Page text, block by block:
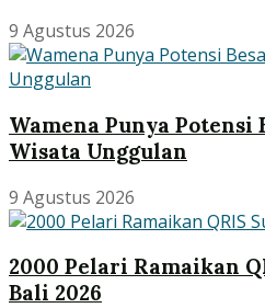
9 Agustus 2026
Wamena Punya Potensi
Wisata Unggulan
9 Agustus 2026
2000 Pelari Ramaikan
Bali 2026